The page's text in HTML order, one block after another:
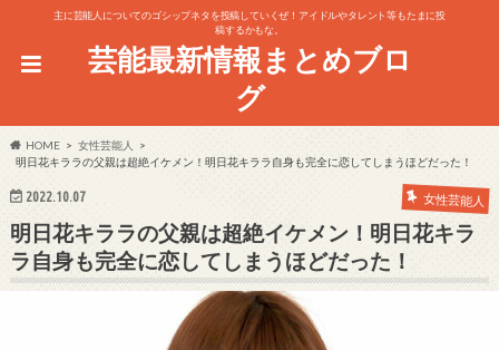
主に芸能人についてのゴシップネタを投稿していくぜ！アイドルやタレント等もたまに投
稿するかもな。
芸能最新情報まとめブロ
グ
HOME
女性芸能人
明日花キララの父親は超絶イケメン！明日花キララ自身も完全に恋してしまうほどだった！
2022.10.07 女性芸能人
明日花キララの父親は超絶イケメン！明日花キラ
ラ自身も完全に恋してしまうほどだった！